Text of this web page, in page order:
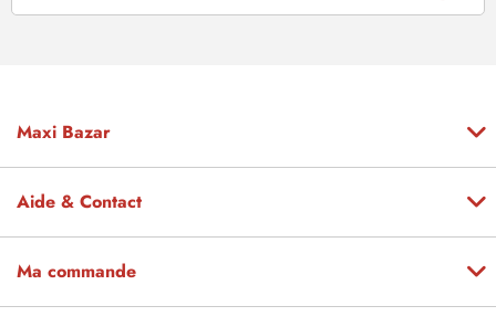
Maxi Bazar
Aide & Contact
Ma commande